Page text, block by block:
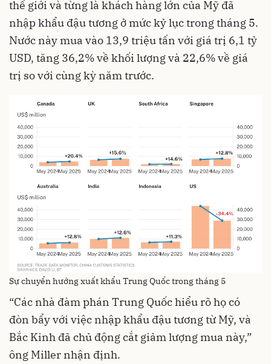
thế giới và từng là khách hàng lớn của Mỹ đã
nhập khẩu đậu tương ở mức kỷ lục trong tháng 5.
Nước này mua vào 13,9 triệu tấn với giá trị 6,1 tỷ
USD, tăng 36,2% về khối lượng và 22,6% về giá
trị so với cùng kỳ năm trước.
Sự chuyển hướng xuất khẩu Trung Quốc trong tháng 5
“Các nhà đàm phán Trung Quốc hiểu rõ họ có
đòn bẩy với việc nhập khẩu đậu tương từ Mỹ, và
Bắc Kinh đã chủ động cắt giảm lượng mua này,”
ông Miller nhận định.